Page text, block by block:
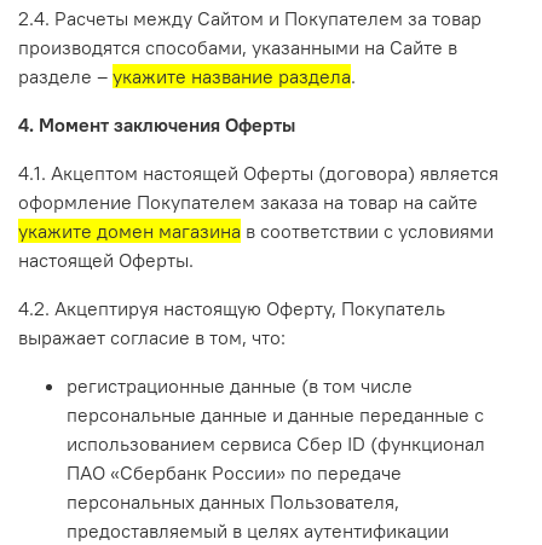
2.4. Расчеты между Сайтом и Покупателем за товар
производятся способами, указанными на Сайте в
разделе – укажите название раздела.
4. Момент заключения Оферты
4.1. Акцептом настоящей Оферты (договора) является
оформление Покупателем заказа на товар на сайте
укажите домен магазина в соответствии с условиями
настоящей Оферты.
4.2. Акцептируя настоящую Оферту, Покупатель
выражает согласие в том, что:
регистрационные данные (в том числе
персональные данные и данные переданные с
использованием сервиса Сбер ID (функционал
ПАО «Сбербанк России» по передаче
персональных данных Пользователя,
предоставляемый в целях аутентификации